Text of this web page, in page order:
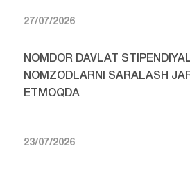
27/07/2026
NOMDOR DAVLAT
NOMZODLARNI SARALASH
ETMOQDA
23/07/2026